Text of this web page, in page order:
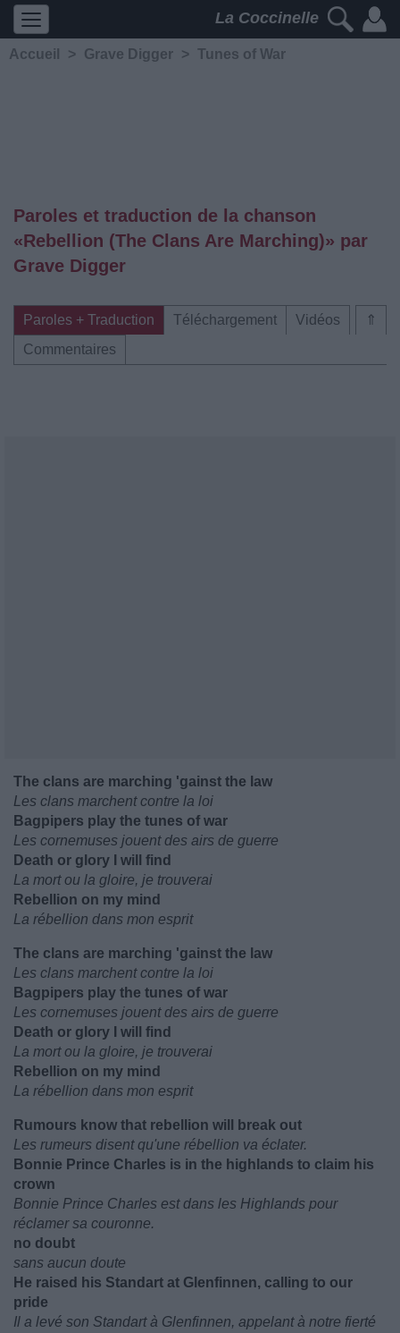
La Coccinelle
Accueil > Grave Digger > Tunes of War
Paroles et traduction de la chanson
«Rebellion (The Clans Are Marching)» par
Grave Digger
⇑
Paroles + Traduction Téléchargement
Vidéos
Commentaires
The clans are marching 'gainst the law
Les clans marchent contre la loi
Bagpipers play the tunes of war
Les cornemuses jouent des airs de guerre
Death or glory I will find
La mort ou la gloire, je trouverai
Rebellion on my mind
La rébellion dans mon esprit
The clans are marching 'gainst the law
Les clans marchent contre la loi
Bagpipers play the tunes of war
Les cornemuses jouent des airs de guerre
Death or glory I will find
La mort ou la gloire, je trouverai
Rebellion on my mind
La rébellion dans mon esprit
Rumours know that rebellion will break out
Les rumeurs disent qu'une rébellion va éclater.
Bonnie Prince Charles is in the highlands to claim his
crown
Bonnie Prince Charles est dans les Highlands pour
réclamer sa couronne.
no doubt
sans aucun doute
He raised his Standart at Glenfinnen, calling to our
pride
Il a levé son Standart à Glenfinnen, appelant à notre fierté